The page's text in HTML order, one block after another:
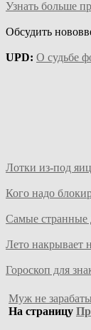
Узнать больше
Обсудить
UPD: О судьбе
Лотки из-под
Кого надо
Самые странные
Лето накрывает
Гороскоп для
Муж не
На страницу